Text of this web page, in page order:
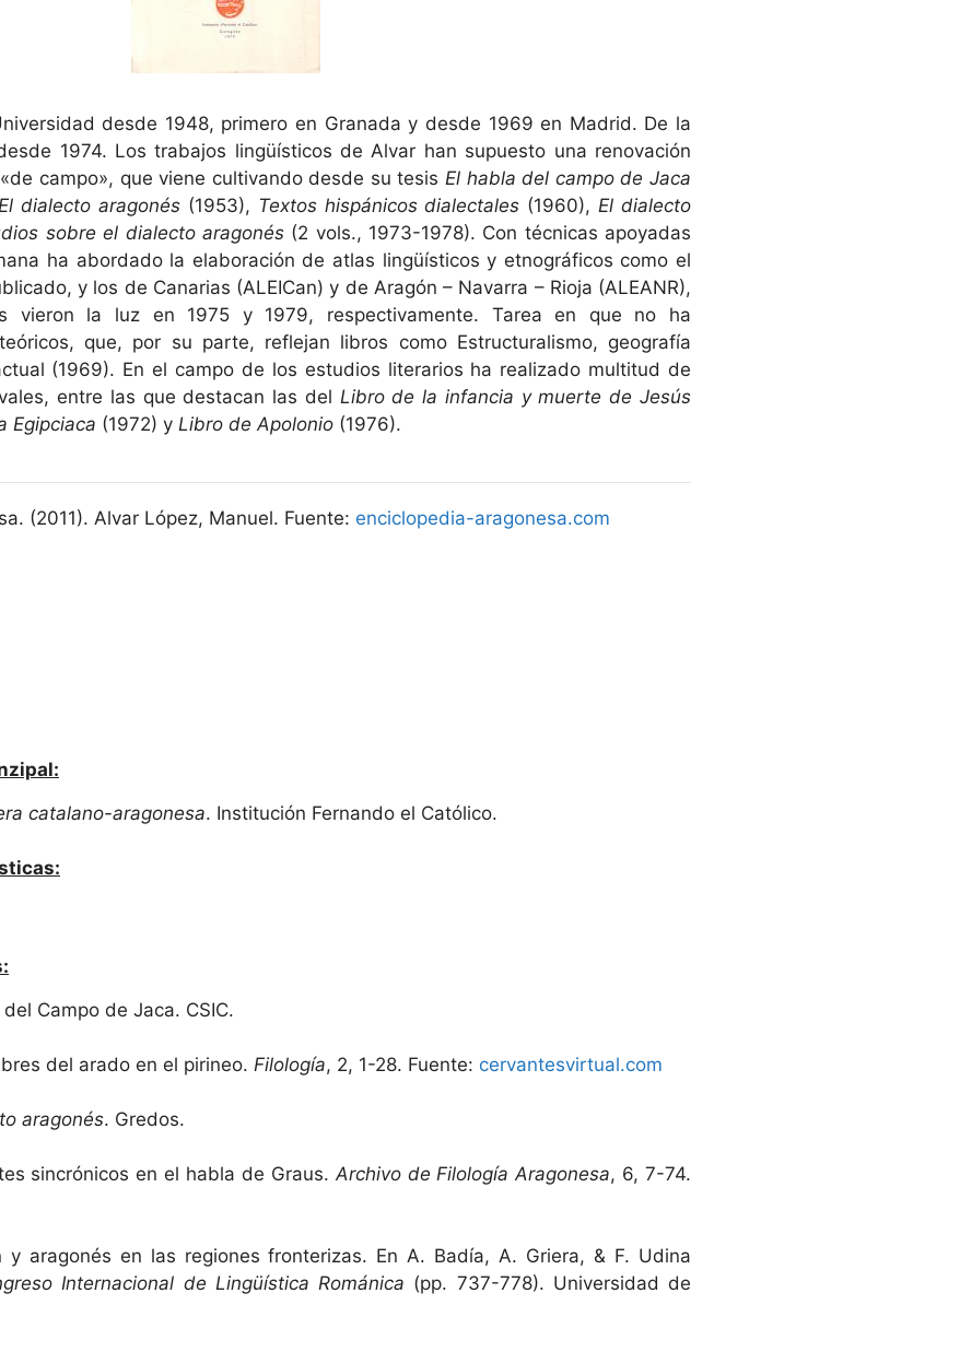
desde 1948, primero en Granada y desde 1969 en Madrid. De la
1974. Los trabajos lingüísticos de Alvar han supuesto una renovación
campo», que viene cultivando desde su tesis El habla del campo de Jaca
El dialecto aragonés (1953), Textos hispánicos dialectales (1960), El dialecto
sobre el dialecto aragonés(2 vols., 1973-1978). Con técnicas apoyadas
ha abordado la elaboración de atlas lingüísticos y etnográficos como el
y los de Canarias (ALEICan) y de Aragón – Navarra – Rioja (ALEANR),
vieron la luz en 1975 y 1979, respectivamente. Tarea en que no ha
que, por su parte, reflejan libros como Estructuralismo, geografía
(1969). En el campo de los estudios literarios ha realizado multitud de
entre las que destacan las del Libro de la infancia y muerte de Jesús
Egipciaca (1972) y Libro de Apolonio (1976).
(2011). Alvar López, Manuel. Fuente: enciclopedia-aragonesa.com
catalano-aragonesa. Institución Fernando el Católico.
Campo de Jaca. CSIC.
del arado en el pirineo. Filología, 2, 1-28. Fuente: cervantesvirtual.com
aragonés. Gredos.
sincrónicos en el habla de Graus. Archivo de Filología Aragonesa, 6, 7-74.
y aragonés en las regiones fronterizas. En A. Badía, A. Griera, & F. Udina
Internacional de Lingüística Románica (pp. 737-778). Universidad de